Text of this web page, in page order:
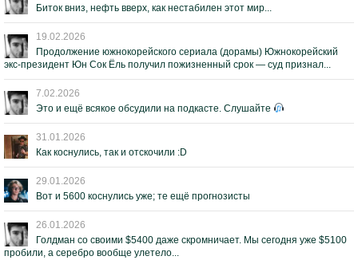
Биток вниз, нефть вверх, как нестабилен этот мир...
19.02.2026
Продолжение южнокорейского сериала (дорамы) Южнокорейский
экс-президент Юн Сок Ёль получил пожизненный срок — суд признал...
7.02.2026
Это и ещё всякое обсудили на подкасте. Слушайте
31.01.2026
Как коснулись, так и отскочили :D
29.01.2026
Вот и 5600 коснулись уже; те ещё прогнозисты
26.01.2026
Голдман со своими $5400 даже скромничает. Мы сегодня уже $5100
пробили, а серебро вообще улетело...